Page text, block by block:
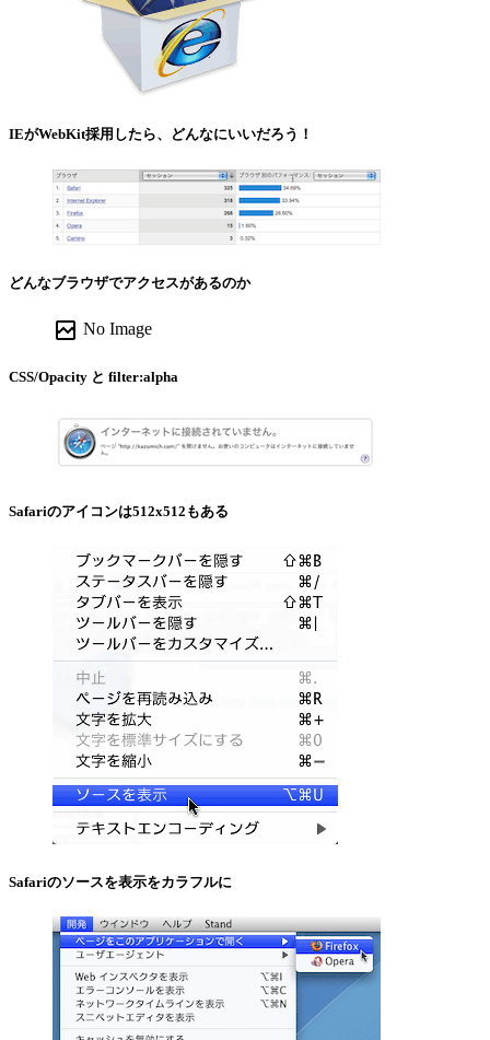
IEがWebKit採用したら、どんなにいいだろう！
どんなブラウザでアクセスがあるのか
broken_image No Image
CSS/Opacity と filter:alpha
Safariのアイコンは512x512もある
Safariのソースを表示をカラフルに